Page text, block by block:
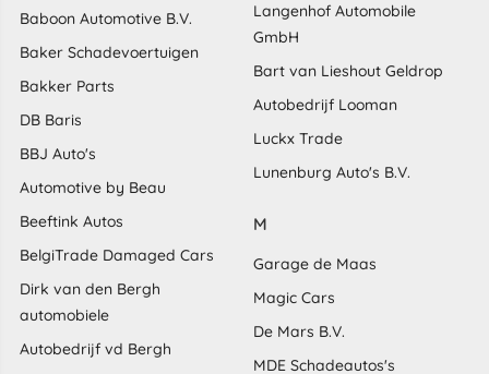
Baboon Automotive B.V.
Baker Schadevoertuigen
Bakker Parts
DB Baris
BBJ Auto's
Automotive by Beau
Beeftink Autos
BelgiTrade Damaged Cars
Dirk van den Bergh
automobiele
Autobedrijf vd Bergh
Langenhof Automobile
GmbH
Bart van Lieshout Geldrop
Autobedrijf Looman
Luckx Trade
Lunenburg Auto's B.V.
M
Garage de Maas
Magic Cars
De Mars B.V.
MDE Schadeautos's